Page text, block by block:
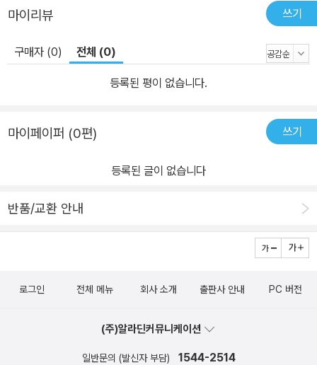
마이리뷰 쓰기
구매자 (0) 전체 (0)
등록된 평이 없습니다.
마이페이퍼 (0편) 쓰기
등록된 글이 없습니다
반품/교환 안내
로그인 전체 메뉴 회사 소개 출판사 안내 PC 버전
(주)알라딘커뮤니케이션
일반문의 (발신자 부담) 1544-2514